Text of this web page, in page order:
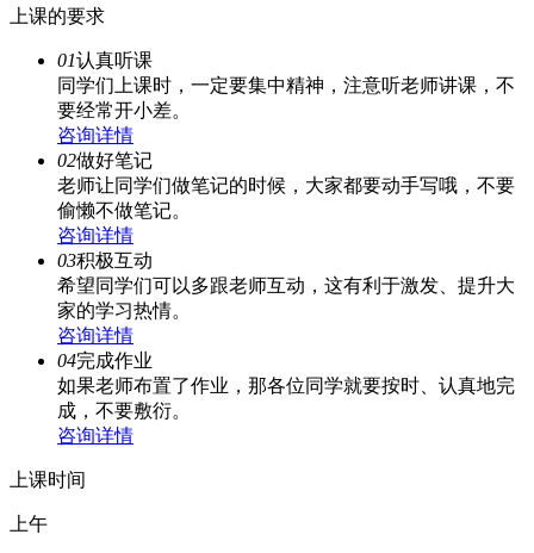
上课的要求
01认真听课
同学们上课时，一定要集中精神，注意听老师讲课，不
要经常开小差。
咨询详情
02做好笔记
老师让同学们做笔记的时候，大家都要动手写哦，不要
偷懒不做笔记。
咨询详情
03积极互动
希望同学们可以多跟老师互动，这有利于激发、提升大
家的学习热情。
咨询详情
04完成作业
如果老师布置了作业，那各位同学就要按时、认真地完
成，不要敷衍。
咨询详情
上课时间
上午